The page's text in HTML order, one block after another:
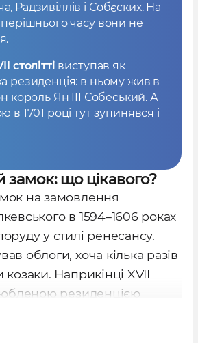
Радзивіллів і Собєских. На
часу вони не
столітті виступав як
резиденція: в ньому жив в
король Ян III Собеський. А
в 1701 році тут зупинявся і
замок: що цікавого?
на замовлення
в 1594–1606 роках
у стилі ренесансу.
облоги, хоча кілька разів
козаки. Наприкінці XVII
резиденцією
Яна III Собеського, за
найбільшого